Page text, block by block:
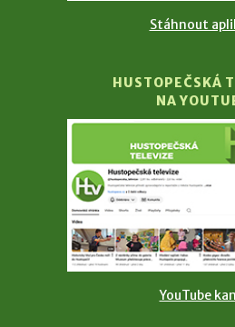
Stáhnout
HUSTOPEČSKÁ
NA
YouTube